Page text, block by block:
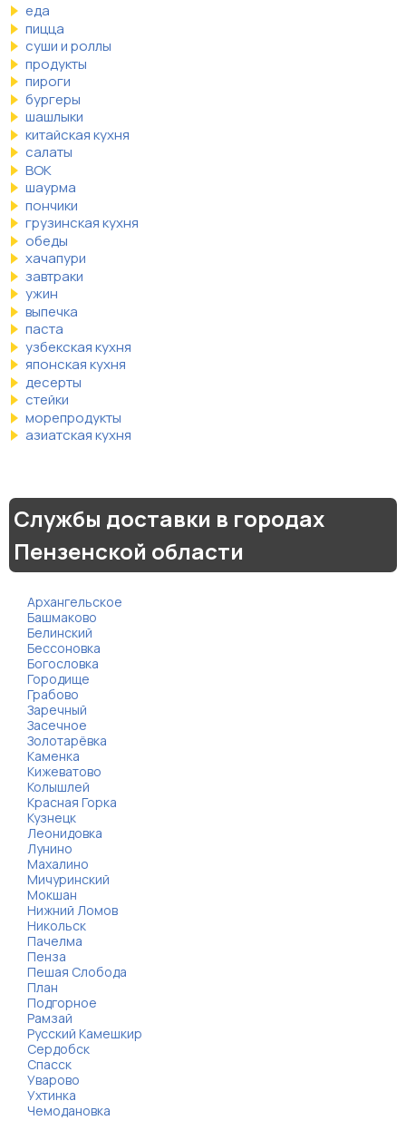
еда
пицца
суши и роллы
продукты
пироги
бургеры
шашлыки
китайская кухня
салаты
ВОК
шаурма
пончики
грузинская кухня
обеды
хачапури
завтраки
ужин
выпечка
паста
узбекская кухня
японская кухня
десерты
стейки
морепродукты
азиатская кухня
Службы доставки в городах
Пензенской области
Архангельское
Башмаково
Белинский
Бессоновка
Богословка
Городище
Грабово
Заречный
Засечное
Золотарёвка
Каменка
Кижеватово
Колышлей
Красная Горка
Кузнецк
Леонидовка
Лунино
Махалино
Мичуринский
Мокшан
Нижний Ломов
Никольск
Пачелма
Пенза
Пешая Слобода
План
Подгорное
Рамзай
Русский Камешкир
Сердобск
Спасск
Уварово
Ухтинка
Чемодановка